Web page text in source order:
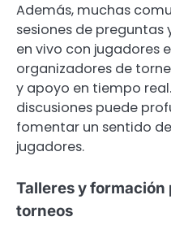
Además, muchas
sesiones de preguntas
en vivo con jugadores
organizadores de
y apoyo en tiempo
discusiones puede
fomentar un sentido
jugadores.
Talleres y
torneos